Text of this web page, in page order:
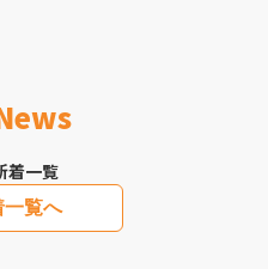
着一覧
一覧へ